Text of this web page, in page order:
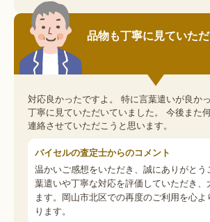
品物も丁寧に見ていただ
対応良かったですよ。 特に言葉遣いが良か
丁寧に見ていただいていました。 今後また
連絡させていただこうと思います。
バイセルの査定士からのコメント
温かいご感想をいただき、誠にありがと
葉遣いや丁寧な対応を評価していただき
ます。岡山市北区での再度のご利用を心
ります。